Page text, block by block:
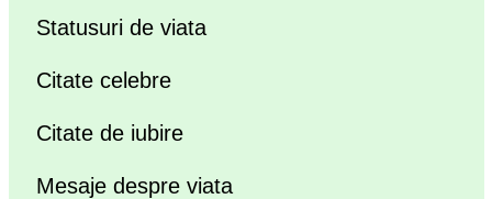
Statusuri de viata
Citate celebre
Citate de iubire
Mesaje despre viata